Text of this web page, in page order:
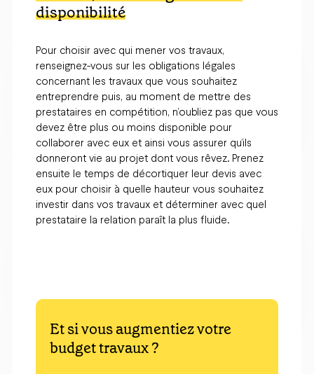
disponibilité
Pour choisir avec qui mener vos travaux,
renseignez-vous sur les obligations légales
concernant les travaux que vous souhaitez
entreprendre puis, au moment de mettre des
prestataires en compétition, n’oubliez pas que vous
devez être plus ou moins disponible pour
collaborer avec eux et ainsi vous assurer qu’ils
donneront vie au projet dont vous rêvez. Prenez
ensuite le temps de décortiquer leur devis avec
eux pour choisir à quelle hauteur vous souhaitez
investir dans vos travaux et déterminer avec quel
prestataire la relation paraît la plus fluide.
Et si vous augmentiez votre
budget travaux ?